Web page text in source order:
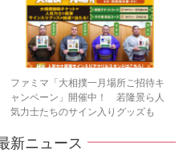
ファミマ「大相撲一月場所ご招待キ
ャンペーン」開催中！ 若隆景ら人
気力士たちのサイン入りグッズも
新ニュース